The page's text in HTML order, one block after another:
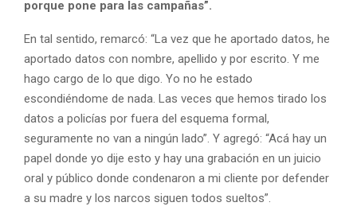
o
porque pone para las campañas”.
En tal sentido, remarcó: “La vez que he aportado datos, he
aportado datos con nombre, apellido y por escrito. Y me
hago cargo de lo que digo. Yo no he estado
escondiéndome de nada. Las veces que hemos tirado los
datos a policías por fuera del esquema formal,
seguramente no van a ningún lado”. Y agregó: “Acá hay un
papel donde yo dije esto y hay una grabación en un juicio
oral y público donde condenaron a mi cliente por defender
a su madre y los narcos siguen todos sueltos”.